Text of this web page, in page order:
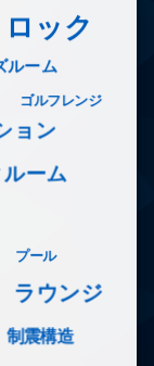
ック
ルーム
ゴルフレンジ
ョン
ルーム
プール
ラウンジ
制震構造